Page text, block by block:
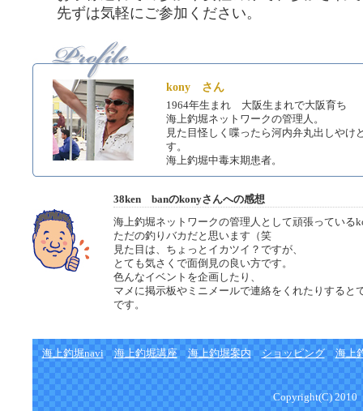
先ずは気軽にご参加ください。
kony さん
1964年生まれ 大阪生まれで大阪育ち
海上釣堀ネットワークの管理人。
見た目怪しく喋ったら河内弁丸出しやけ
す。
海上釣堀中毒末期患者。
38ken banのkonyさんへの感想
海上釣堀ネットワークの管理人として頑張っている
ただの釣りバカだと思います（笑
見た目は、ちょっとイカツイ？ですが、
とても気さくで面倒見の良い方です。
色んなイベントを企画したり、
マメに掲示板やミニメールで連絡をくれたりすると
です。
海上釣堀navi 海上釣堀講座 海上釣堀案内 ショッピング 海上
Copyright(C) 2010